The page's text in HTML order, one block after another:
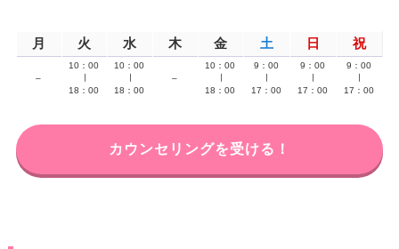
月 火 水 木 金 土 日 祝
–
10：00
18：00
10：00
18：00
–
10：00
18：00
9：00
17：00
9：00
17：00
9：00
17：00
カウンセリングを受ける！